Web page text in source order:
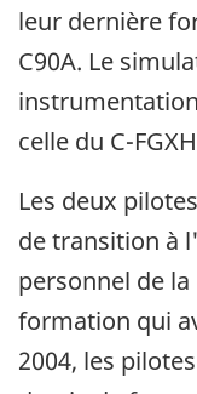
leur dernière
C90A. Le
celle du C-
Les deux
de transition à
personnel de la
formation qui
2004, les